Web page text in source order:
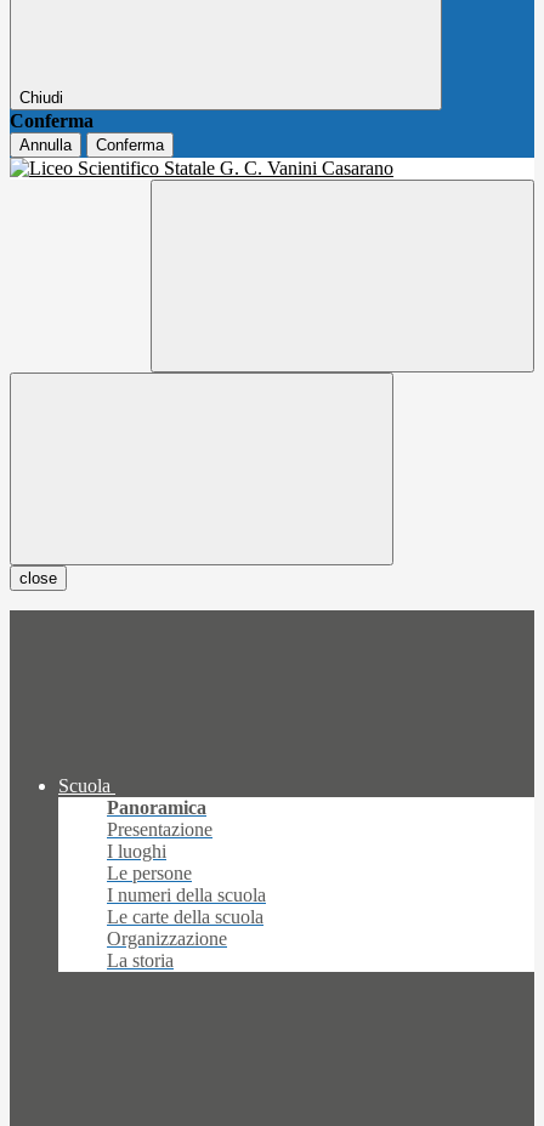
Chiudi
Conferma
Annulla Conferma
close
Scuola
Panoramica
Presentazione
I luoghi
Le persone
I numeri della scuola
Le carte della scuola
Organizzazione
La storia